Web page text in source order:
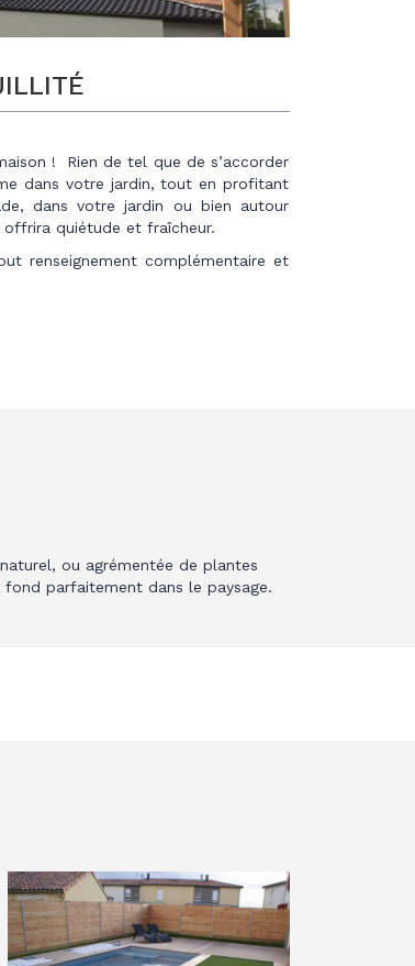
! Rien de tel que de s’accorder
dans votre jardin, tout en profitant
dans votre jardin ou bien autour
quiétude et fraîcheur.
renseignement complémentaire et
ou agrémentée de plantes
parfaitement dans le paysage.